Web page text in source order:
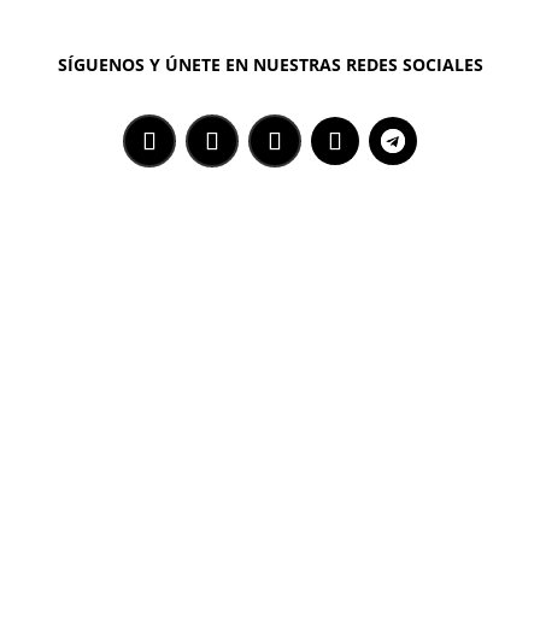
SÍGUENOS Y ÚNETE EN NUESTRAS REDES SOCIALES